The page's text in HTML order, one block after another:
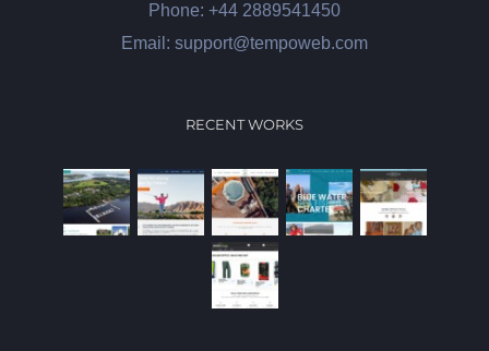
Phone: +44 2889541450
Email: support@tempoweb.com
RECENT WORKS